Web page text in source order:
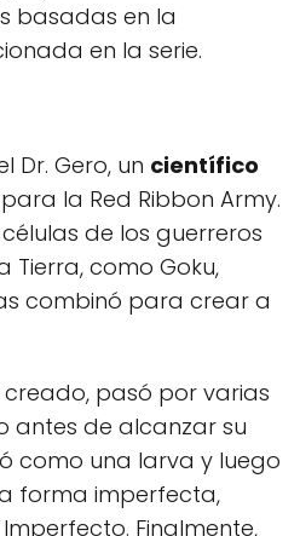
basadas en la
en la serie.
Dr. Gero, un científico
la Red Ribbon Army.
de los guerreros
Tierra, como Goku,
combinó para crear a
creado, pasó por varias
antes de alcanzar su
como una larva y luego
forma imperfecta,
Finalmente,